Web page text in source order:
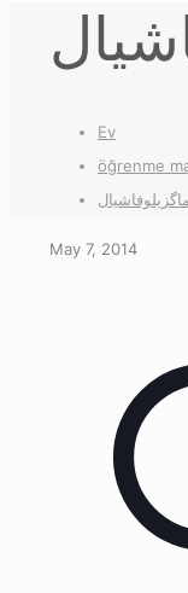
Ev
öğrenme
ماگزیلوفاشیال
May 7, 2014